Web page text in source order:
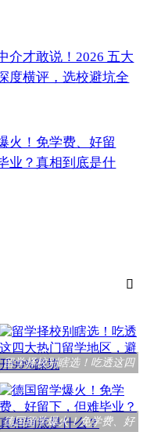
介才敢说！2026 五大
度横评，选校避坑全
火！免学费、好留
业？真相到底是什

留学择校别瞎选！吃透这四
大热门留学地区，
德国留学爆火！免学费、好